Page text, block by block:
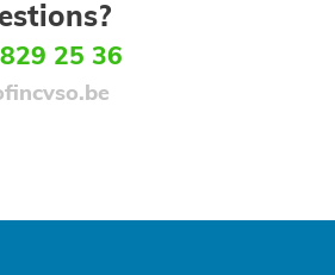
vous pouvez encore
de la réduction d’impôt lors de
dans votre déclaration
2025.
25 36